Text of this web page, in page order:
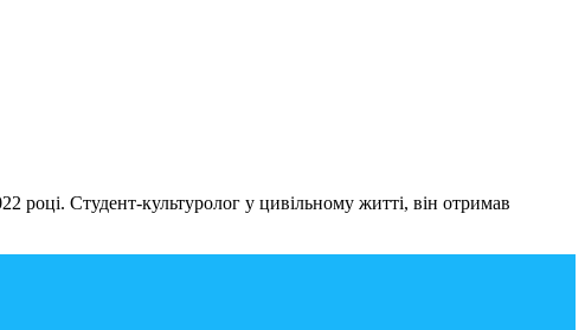
Студент-культуролог у цивільному житті, він отримав